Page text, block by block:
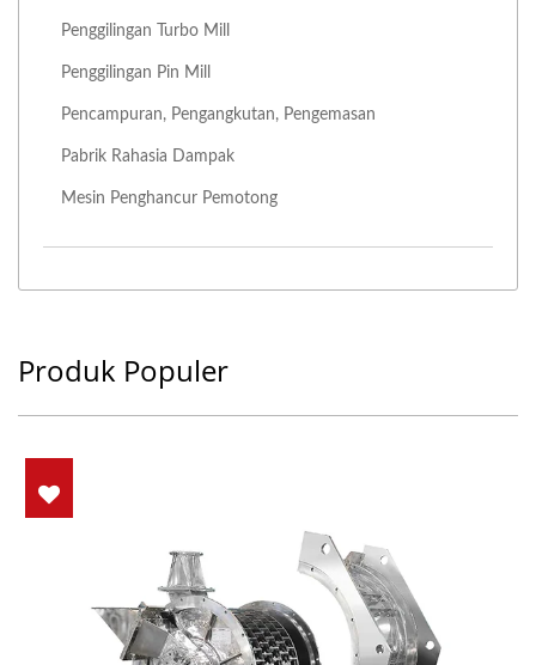
Penggilingan Turbo Mill
Penggilingan Pin Mill
Pencampuran, Pengangkutan, Pengemasan
Pabrik Rahasia Dampak
Mesin Penghancur Pemotong
Produk Populer